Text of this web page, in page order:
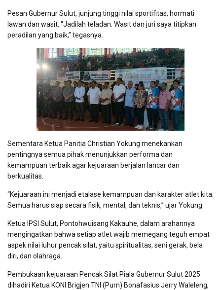
Pesan Gubernur Sulut, junjung tinggi nilai sportifitas, hormati
lawan dan wasit. “Jadilah teladan. Wasit dan juri saya titipkan
peradilan yang baik,” tegasnya.
Sementara Ketua Panitia Christian Yokung menekankan
pentingnya semua pihak menunjukkan performa dan
kemampuan terbaik agar kejuaraan berjalan lancar dan
berkualitas.
“Kejuaraan ini menjadi etalase kemampuan dan karakter atlet kita.
Semua harus siap secara fisik, mental, dan teknis,” ujar Yokung.
Ketua IPSI Sulut, Pontohwuisang Kakauhe, dalam arahannya
mengingatkan bahwa setiap atlet wajib memegang teguh empat
aspek nilai luhur pencak silat, yaitu spiritualitas, seni gerak, bela
diri, dan olahraga.
Pembukaan kejuaraan Pencak Silat Piala Gubernur Sulut 2025
dihadiri Ketua KONI Brigjen TNI (Purn) Bonafasius Jerry Waleleng,